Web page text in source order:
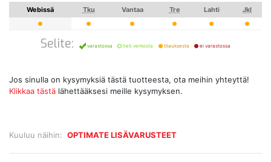
Kuuluu näihin: OPTIMATE LISÄVARUSTEET
Webissä Tku Vantaa Tre Lahti Jkl
Selite: varastossa heti verkosta tilauksesta ei varastossa
Jos sinulla on kysymyksiä tästä tuotteesta, ota meihin yhteyttä!
Klikkaa tästä lähettääksesi meille kysymyksen.